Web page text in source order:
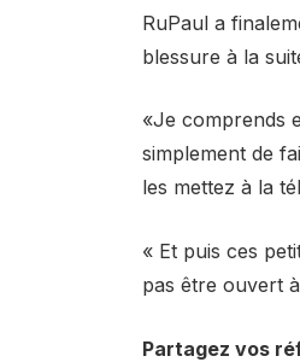
RuPaul a
blessure à la
«Je comprends
simplement de
les mettez à la
« Et puis ces
pas être ouvert
Partagez vos